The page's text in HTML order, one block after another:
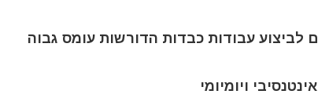
לביצוע עבודות כבדות הדורשות עומס גבוה
ויומיומי